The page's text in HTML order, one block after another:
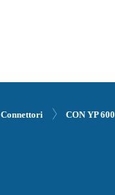
Connettori CON YP 600